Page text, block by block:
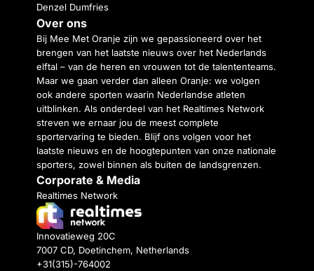
Denzel Dumfries
Over ons
Bij Mee Met Oranje zijn we gepassioneerd over het
brengen van het laatste nieuws over het Nederlands
elftal – van de heren en vrouwen tot de talententeams.
Maar we gaan verder dan alleen Oranje: we volgen
ook andere sporten waarin Nederlandse atleten
uitblinken. Als onderdeel van het Realtimes Network
streven we ernaar jou de meest complete
sportervaring te bieden. Blijf ons volgen voor het
laatste nieuws en de hoogtepunten van onze nationale
sporters, zowel binnen als buiten de landsgrenzen.
Corporate & Media
Realtimes Network
Innovatieweg 20C
7007 CD, Doetinchem, Netherlands
+31(315)-764002